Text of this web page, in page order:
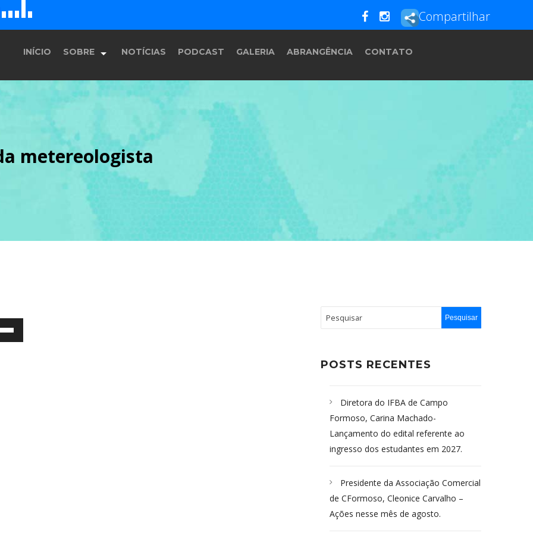
E F G Compartilhar
INÍCIO SOBRE
História
Equipe
Programação
NOTÍCIAS PODCAST GALERIA ABRANGÊNCIA CONTATO
metereologista
POSTS RECENTES
Diretora do IFBA de Campo
Formoso, Carina Machado-
Lançamento do edital referente ao
ingresso dos estudantes em 2027.
Presidente da Associação Comercial
de CFormoso, Cleonice Carvalho –
Ações nesse mês de agosto.